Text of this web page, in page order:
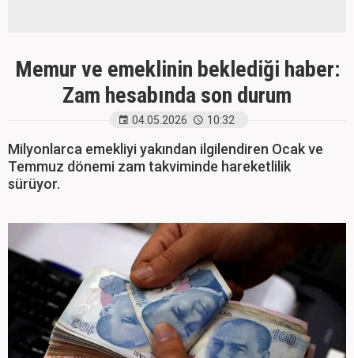
Memur ve emeklinin beklediği haber:
Zam hesabında son durum
04.05.2026 10:32
Milyonlarca emekliyi yakından ilgilendiren Ocak ve
Temmuz dönemi zam takviminde hareketlilik
sürüyor.